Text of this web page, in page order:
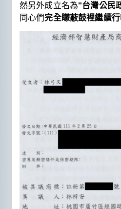
然另外成立名為"台灣公民
同心們完全矇蔽鼓裡繼續